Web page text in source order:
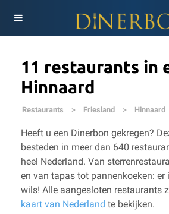
11 restaurants in
Hinnaard
Restaurants > Friesland > Hinnaard
Heeft u een Dinerbon gekregen?
besteden in meer dan 640
heel Nederland. Van
en van tapas tot pannenkoeken: er
wils! Alle aangesloten restaurants
kaart van Nederland te bekijken.